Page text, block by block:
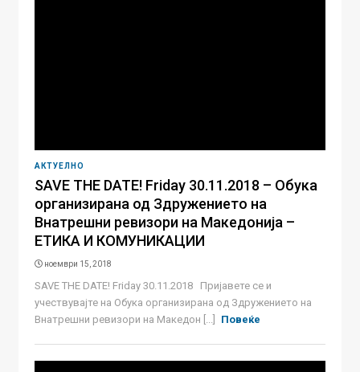
АКТУЕЛНО
SAVE THE DATE! Friday 30.11.2018 – Обука
организирана од Здружението на
Внатрешни ревизори на Македонија –
ЕТИКА И КОМУНИКАЦИИ
ноември 15, 2018
SAVE THE DATE! Friday 30.11.2018 Пријавете се и
учествувајте на Обука организирана од Здружението на
Внатрешни ревизори на Македон [...]
Повеќе